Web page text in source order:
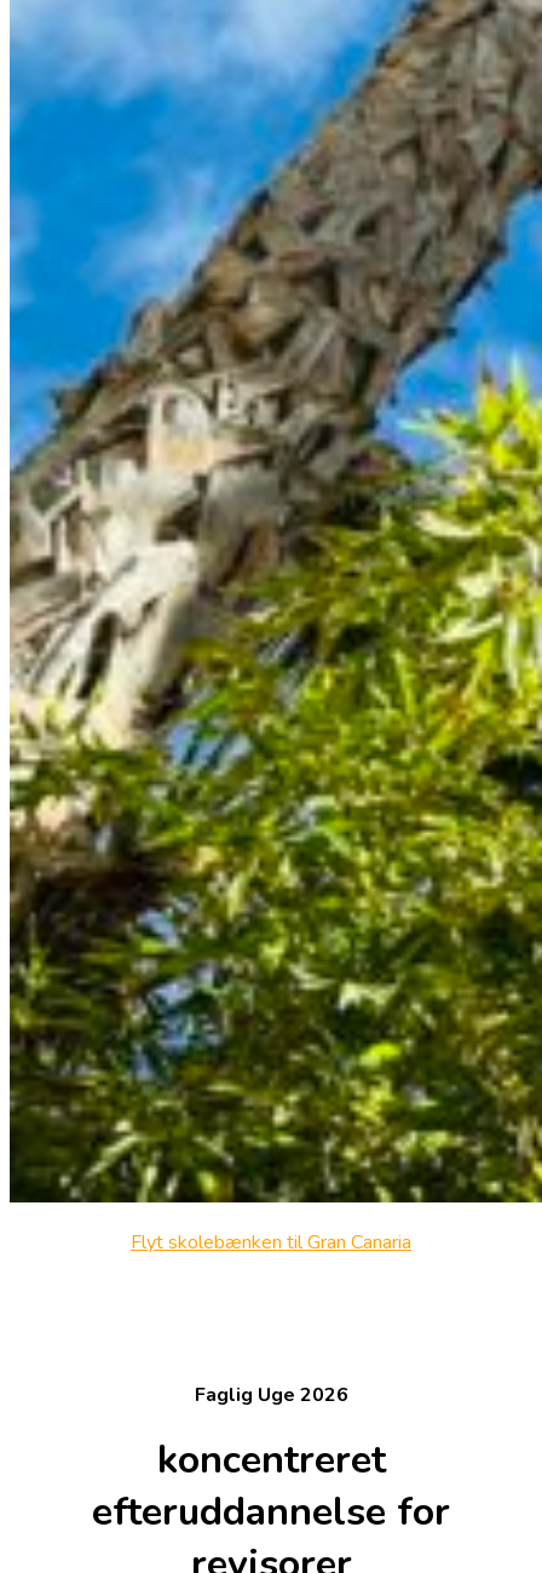
Flyt skolebænken til Gran Canaria
Faglig Uge 2026
koncentreret
efteruddannelse for